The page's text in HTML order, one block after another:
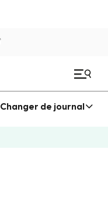
Changer de journal